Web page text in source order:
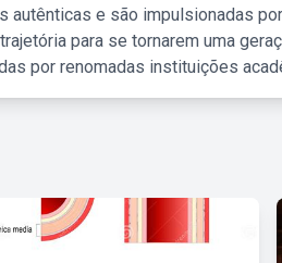
autênticas e são impulsionadas
para se tornarem uma
por renomadas instituições